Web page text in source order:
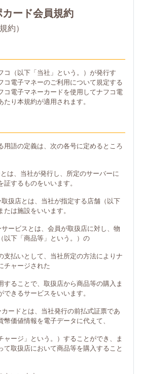
ード会員規約
約）
コ（以下「当社」という。）が発行す
コ電子マネーのご利用について規定する
コ電子マネーカードを使用してナフコ電
り本規約が適用されます。
用語の定義は、次の各号に定めるところ
とは、当社が発行し、所定のサーバーに
するものをいいます。
取扱店とは、当社が指定する店舗（以下
たは施設をいいます。
サービスとは、会員が取扱店に対し、物
以下「商品等」という。）の
支払いとして、当社所定の方法によりナ
チャージされた
することで、取扱店から商品等の購入ま
きるサービスをいいます。
カードとは、当社発行の前払式証票であ
幣価値情報を電子データに代えて、
ャージ」という。）することができ、ま
て取扱店において商品等を購入すること